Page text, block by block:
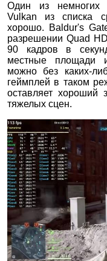
Один из немногих
Vulkan из списка
хорошо. Baldur's
разрешении Quad
90 кадров в
местные площади
можно без каких-
геймплей в таком
оставляет хороший
тяжелых сцен.